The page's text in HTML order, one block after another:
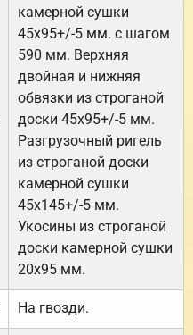
камерной сушки
45х95+/-5 мм. с шагом
590 мм. Верхняя
двойная и нижняя
обвязки из строганой
доски 45х95+/-5 мм.
Разгрузочный ригель
из строганой доски
камерной сушки
45х145+/-5 мм.
Укосины из строганой
доски камерной сушки
20х95 мм.
На гвозди.